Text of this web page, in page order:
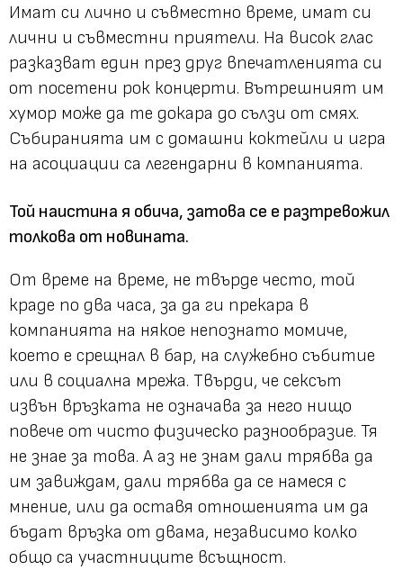
Имат си лично и съвместно време, имат си
лични и съвместни приятели. На висок глас
разказват един през друг впечатленията си
от посетени рок концерти. Вътрешният им
хумор може да те докара до сълзи от смях.
Събиранията им с домашни коктейли и игра
на асоциации са легендарни в компанията.
Той наистина я обича, затова се е разтревожил
толкова от новината.
От време на време, не твърде често, той
краде по два часа, за да ги прекара в
компанията на някое непознато момиче,
което е срещнал в бар, на служебно събитие
или в социална мрежа. Твърди, че сексът
извън връзката не означава за него нищо
повече от чисто физическо разнообразие. Тя
не знае за това. А аз не знам дали трябва да
им завиждам, дали трябва да се намеся с
мнение, или да оставя отношенията им да
бъдат връзка от двама, независимо колко
общо са участниците всъщност.